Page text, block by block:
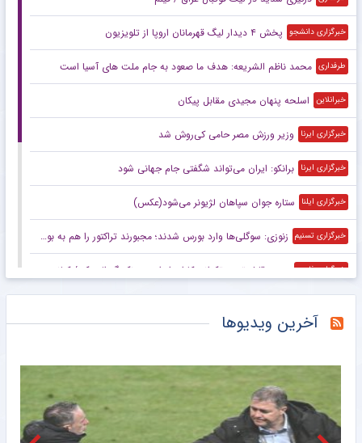
خبرگزاری دانشجو پخش ۴ دیدار لیگ قهرمانان اروپا از تلویزیون
طرفداری محمد ناظم الشریعه: هدف ما صعود به جام ملت های آسیا است
خبرانلاین اسلحه پنهان مجیدی مقابل پیکان
خبرگزاری ایرنا وزیر ورزش مصر حامی کی‌روش شد
خبرگزاری ایرنا برانکو: ایران می‌تواند شگفتی جام جهانی شود
خبرگزاری ایلنا ستاره جوان سپاهان لژیونر می‌شود(عکس)
خبرگزاری تسنیم زنوزی: سوگلی‌ها وارد بورس شدند؛ مجبورند تراکتور را هم به بورس ببرند/ بدهی‌های ما کمتر از ۲ میلیارد تومان است
خبرگزاری فارس صعود قابل توجه تکواندوکاران ایران در رنکینگ المپیکی/ کیانی و میرحسینی در جمع ۲۰ تکواندوکار برتر جهان
آخرین رتبه استقلال و پرسپولیس در جهان
خبرانلاین ببینید | کنایه حجت‌الاسلام برمایی به ماجرای راه ندادن بانوان به ورزشگاه امام رضا مشهد
طرفداری
آخرین ویدیوها